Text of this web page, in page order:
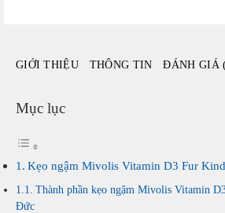
sốGIỚI THIỆU THÔNG TIN ĐÁNH GIÁ
Mục lục
Kẹo ngậm Mivolis Vitamin D3 Fur
Thành phần kẹo ngậm Mivolis Vitamin
Đức